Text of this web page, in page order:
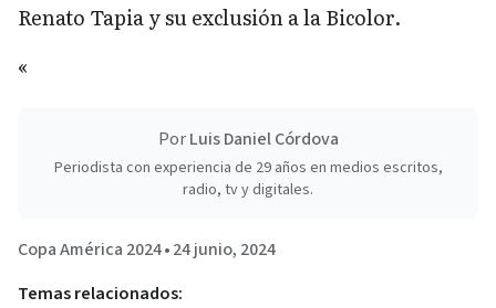
Renato Tapia y su exclusión a la Bicolor.
«
PorLuis Daniel Córdova
Periodista con experiencia de 29 años en medios escritos,
radio, tv y digitales.
Copa América 2024•24 junio, 2024
Temas relacionados: